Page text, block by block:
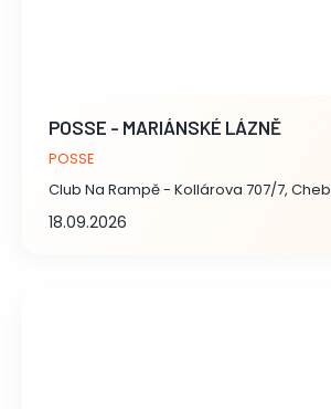
POSSE - MARIÁNSKÉ LÁZNĚ
POSSE
Club Na Rampě - Kollárova 707/7, Cheb
18.09.2026